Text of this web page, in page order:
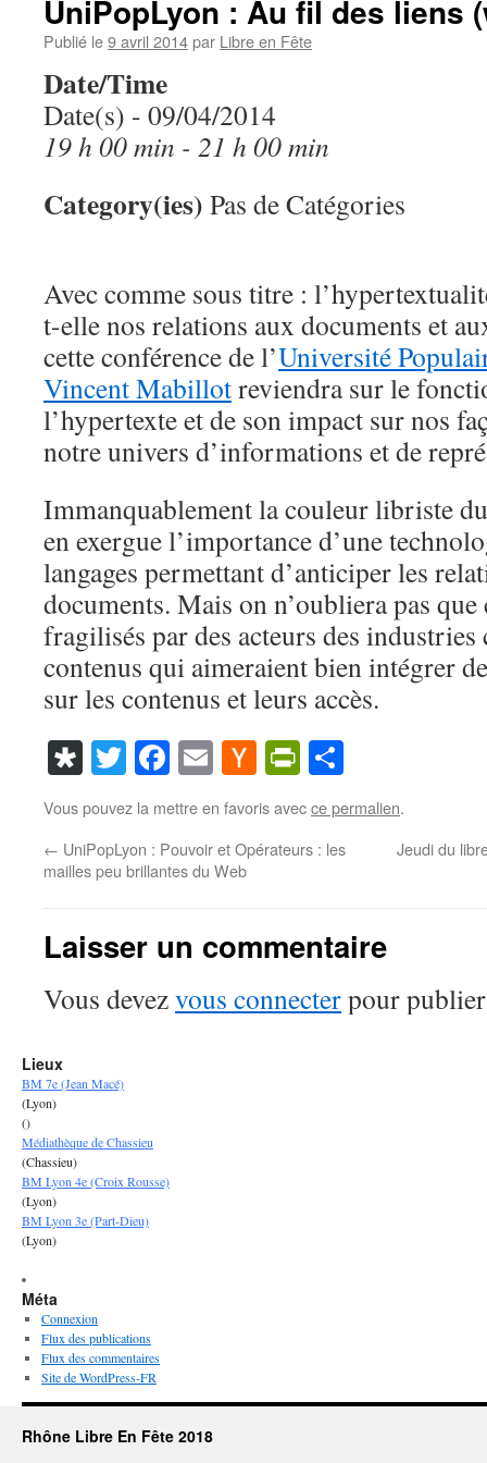
UniPopLyon : Au fil des liens
Publié le9 avril 2014par Libre en Fête
Date/Time
Date(s) - 09/04/2014
19 h 00 min - 21 h 00 min
Category(ies) Pas de Catégories
Avec comme sous titre :
t-elle nos relations aux documents et
cette conférence de l’Université
Vincent Mabillotreviendra sur le
l’hypertexte et de son impact sur nos
notre univers d’informations et de
Immanquablement la couleur libriste
en exergue l’importance d’une
langages permettant d’anticiper les
documents. Mais on n’oubliera pas
fragilisés par des acteurs des industries
contenus qui aimeraient bien intégrer
sur les contenus et leurs accès.
Diaspora
TwitterFacebook
EmailHacker
News
PrintFriendly
Vous pouvez la mettre en favoris avecce permalien.
← UniPopLyon : Pouvoir et Opérateurs : les
mailles peu brillantes du Web
Jeudi du
Laisser un commentaire
Vous devezvous connecterpour
Lieux
BM 7e (Jean Macé)
(Lyon)
()
Médiathèque de Chassieu
(Chassieu)
BM Lyon 4e (Croix Rousse)
(Lyon)
BM Lyon 3e (Part-Dieu)
(Lyon)
Méta
Connexion
Flux des publications
Flux des commentaires
Site de WordPress-FR
Rhône Libre En Fête 2018